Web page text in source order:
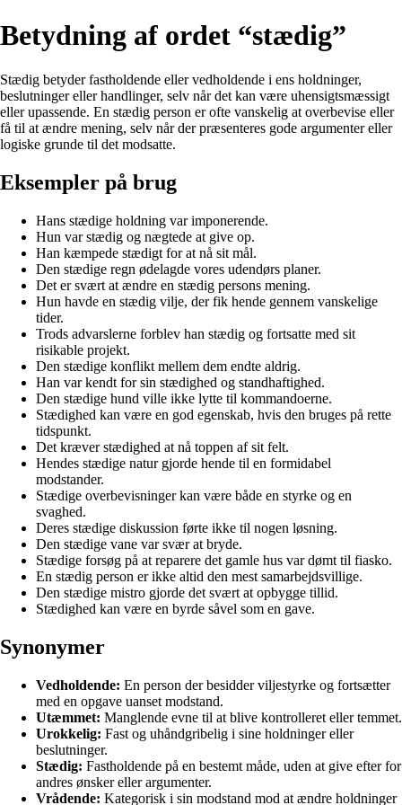
Betydning af ordet “stædig”
Stædig betyder fastholdende eller vedholdende i ens holdninger,
beslutninger eller handlinger, selv når det kan være uhensigtsmæssigt
eller upassende. En stædig person er ofte vanskelig at overbevise eller
få til at ændre mening, selv når der præsenteres gode argumenter eller
logiske grunde til det modsatte.
Eksempler på brug
Hans stædige holdning var imponerende.
Hun var stædig og nægtede at give op.
Han kæmpede stædigt for at nå sit mål.
Den stædige regn ødelagde vores udendørs planer.
Det er svært at ændre en stædig persons mening.
Hun havde en stædig vilje, der fik hende gennem vanskelige
tider.
Trods advarslerne forblev han stædig og fortsatte med sit
risikable projekt.
Den stædige konflikt mellem dem endte aldrig.
Han var kendt for sin stædighed og standhaftighed.
Den stædige hund ville ikke lytte til kommandoerne.
Stædighed kan være en god egenskab, hvis den bruges på rette
tidspunkt.
Det kræver stædighed at nå toppen af sit felt.
Hendes stædige natur gjorde hende til en formidabel
modstander.
Stædige overbevisninger kan være både en styrke og en
svaghed.
Deres stædige diskussion førte ikke til nogen løsning.
Den stædige vane var svær at bryde.
Stædige forsøg på at reparere det gamle hus var dømt til fiasko.
En stædig person er ikke altid den mest samarbejdsvillige.
Den stædige mistro gjorde det svært at opbygge tillid.
Stædighed kan være en byrde såvel som en gave.
Synonymer
Vedholdende: En person der besidder viljestyrke og fortsætter
med en opgave uanset modstand.
Utæmmet: Manglende evne til at blive kontrolleret eller temmet.
Urokkelig: Fast og uhåndgribelig i sine holdninger eller
beslutninger.
Stædig: Fastholdende på en bestemt måde, uden at give efter for
andres ønsker eller argumenter.
Vrådende: Kategorisk i sin modstand mod at ændre holdninger